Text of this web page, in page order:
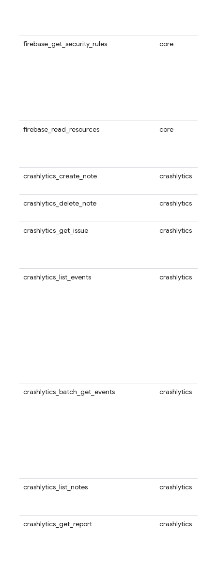
firebase_get_security_rules core
firebase_read_resources core
crashlytics_create_note crashlytics
crashlytics_delete_note crashlytics
crashlytics_get_issue crashlytics
crashlytics_list_events crashlytics
crashlytics_batch_get_events crashlytics
crashlytics_list_notes crashlytics
crashlytics_get_report crashlytics